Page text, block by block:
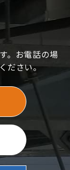
。お電話の場
ださい。